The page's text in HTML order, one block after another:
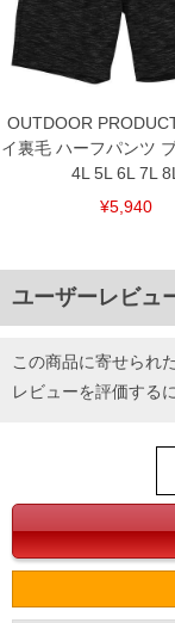
OUTDOOR
イ裏毛 ハーフパンツ
4L 5L 6L 7L 8L
¥5,940
ユーザーレビュ
この商品に寄せられ
レビューを評価する